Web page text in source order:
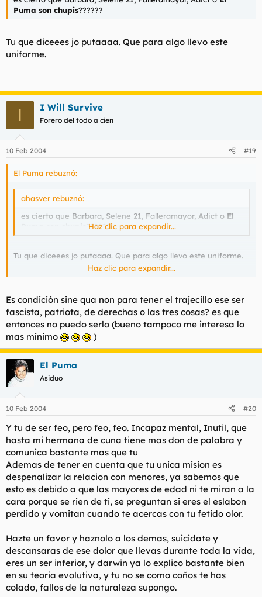
Puma son chupis??????
Tu que diceees jo putaaaa. Que para algo llevo este
uniforme.
I I Will Survive
Forero del todo a cien
10 Feb 2004 #19
El Puma rebuznó:
ahasver rebuznó:
es cierto que Barbara, Selene 21, Falleramayor, Adict o El
??????
Haz clic para expandir...
Tu que diceees jo putaaaa. Que para algo llevo este uniforme.
Haz clic para expandir...
Es condición sine qua non para tener el trajecillo ese ser
fascista, patriota, de derechas o las tres cosas? es que
entonces no puedo serlo (bueno tampoco me interesa lo
mas mínimo
)
El Puma
Asiduo
10 Feb 2004 #20
Y tu de ser feo, pero feo, feo. Incapaz mental, Inutil, que
hasta mi hermana de cuna tiene mas don de palabra y
comunica bastante mas que tu
Ademas de tener en cuenta que tu unica mision es
despenalizar la relacion con menores, ya sabemos que
esto es debido a que las mayores de edad ni te miran a la
cara porque se rien de ti, se preguntan si eres el eslabon
perdido y vomitan cuando te acercas con tu fetido olor.
Hazte un favor y haznolo a los demas, suicidate y
descansaras de ese dolor que llevas durante toda la vida,
eres un ser inferior, y darwin ya lo explico bastante bien
en su teoria evolutiva, y tu no se como coños te has
colado, fallos de la naturaleza supongo.